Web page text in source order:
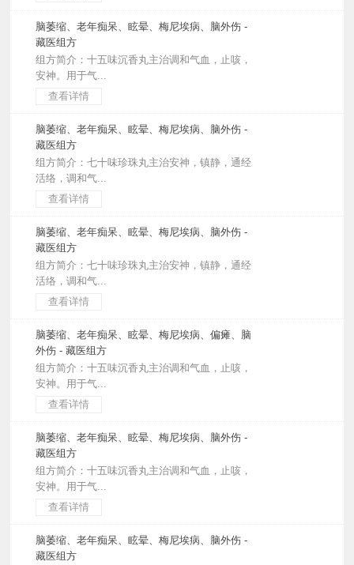
脑萎缩、老年痴呆、眩晕、梅尼埃病、脑外伤 -
藏医组方
组方简介：十五味沉香丸主治调和气血，止咳，
安神。用于气...
查看详情
脑萎缩、老年痴呆、眩晕、梅尼埃病、脑外伤 -
藏医组方
组方简介：七十味珍珠丸主治安神，镇静，通经
活络，调和气...
查看详情
脑萎缩、老年痴呆、眩晕、梅尼埃病、脑外伤 -
藏医组方
组方简介：七十味珍珠丸主治安神，镇静，通经
活络，调和气...
查看详情
脑萎缩、老年痴呆、眩晕、梅尼埃病、偏瘫、脑
外伤 - 藏医组方
组方简介：十五味沉香丸主治调和气血，止咳，
安神。用于气...
查看详情
脑萎缩、老年痴呆、眩晕、梅尼埃病、脑外伤 -
藏医组方
组方简介：十五味沉香丸主治调和气血，止咳，
安神。用于气...
查看详情
脑萎缩、老年痴呆、眩晕、梅尼埃病、脑外伤 -
藏医组方